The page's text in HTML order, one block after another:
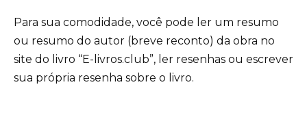
Para sua comodidade, você pode ler um resumo
ou resumo do autor (breve reconto) da obra no
site do livro “E-livros.club”, ler resenhas ou escrever
sua própria resenha sobre o livro.